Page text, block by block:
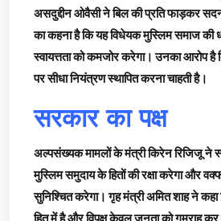
असदुद्दीन ओवैसी ने बिल की प्रति फाड़कर सदन
का कहना है कि यह विधेयक मुस्लिम समाज की
स्वायत्तता को कमजोर करेगा। उनका आरोप है
पर सीधा नियंत्रण स्थापित करना चाहती है।
सरकार का पक्ष
अल्पसंख्यक मामलों के मंत्री किरेन रिजिजू ने
मुस्लिम समुदाय के हितों की रक्षा करेगा और
सुनिश्चित करेगा। गृह मंत्री अमित शाह ने कहा
हित में है और विपक्ष केवल जनता को गुमराह कर